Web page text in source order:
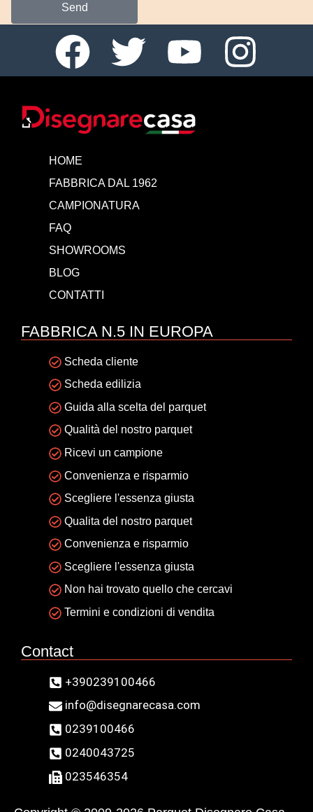
Send
HOME
FABBRICA DAL 1962
CAMPIONATURA
FAQ
SHOWROOMS
BLOG
CONTATTI
FABBRICA N.5 IN EUROPA
Scheda cliente
Scheda edilizia
Guida alla scelta del parquet
Qualità del nostro parquet
Ricevi un campione
Convenienza e risparmio
Scegliere l'essenza giusta
Qualita del nostro parquet
Convenienza e risparmio
Scegliere l'essenza giusta
Non hai trovato quello che cercavi
Termini e condizioni di vendita
Contact
+390239100466
info@disegnarecasa.com
0239100466
0240043725
023546354